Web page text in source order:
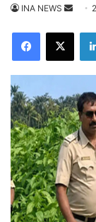
INA NEWS
d
a
n
e
m
a
i
l